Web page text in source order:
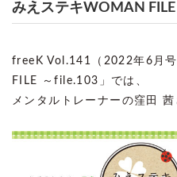
みえステキWOMAN
freeK Vol.141（2022年6月
FILE ～file.103」では、
メンタルトレーナーの窪田 茜